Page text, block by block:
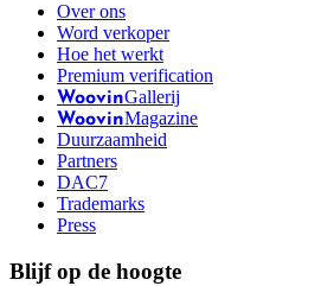
Over ons
Word verkoper
Hoe het werkt
Premium verification
WoovinGallerij
WoovinMagazine
Duurzaamheid
Partners
DAC7
Trademarks
Press
Blijf op de hoogte